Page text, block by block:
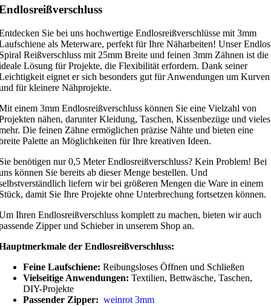
Sie bei uns hochwertige Endlosreißverschlüsse mit 3mm
als Meterware, perfekt für Ihre Näharbeiten! Unser Endlos
Reißverschluss mit 25mm Breite und feinen 3mm Zähnen ist die
Lösung für Projekte, die Flexibilität erfordern. Dank seiner
eignet er sich besonders gut für Anwendungen um Kurven
für kleinere Nähprojekte.
einem 3mm Endlosreißverschluss können Sie eine Vielzahl von
nähen, darunter Kleidung, Taschen, Kissenbezüge und vieles
Die feinen Zähne ermöglichen präzise Nähte und bieten eine
Palette an Möglichkeiten für Ihre kreativen Ideen.
benötigen nur 0,5 Meter Endlosreißverschluss? Kein Problem! Bei
können Sie bereits ab dieser Menge bestellen. Und
liefern wir bei größeren Mengen die Ware in einem
damit Sie Ihre Projekte ohne Unterbrechung fortsetzen können.
Ihren Endlosreißverschluss komplett zu machen, bieten wir auch
Zipper und Schieber in unserem Shop an.
der Endlosreißverschluss:
Feine Laufschiene: Reibungsloses Öffnen und Schließen
Vielseitige Anwendungen: Textilien, Bettwäsche, Taschen,
DIY-Projekte
Passender Zipper: weinrot 3mm